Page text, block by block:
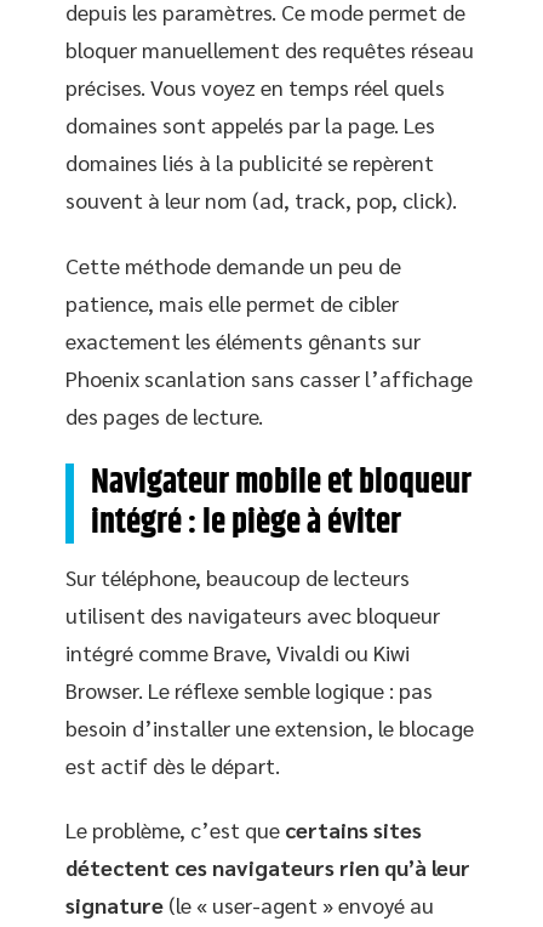
depuis les paramètres. Ce mode permet de
bloquer manuellement des requêtes réseau
précises. Vous voyez en temps réel quels
domaines sont appelés par la page. Les
domaines liés à la publicité se repèrent
souvent à leur nom (ad, track, pop, click).
Cette méthode demande un peu de
patience, mais elle permet de cibler
exactement les éléments gênants sur
Phoenix scanlation sans casser l’affichage
des pages de lecture.
Navigateur mobile et bloqueur
intégré : le piège à éviter
Sur téléphone, beaucoup de lecteurs
utilisent des navigateurs avec bloqueur
intégré comme Brave, Vivaldi ou Kiwi
Browser. Le réflexe semble logique : pas
besoin d’installer une extension, le blocage
est actif dès le départ.
Le problème, c’est que certains sites
détectent ces navigateurs rien qu’à leur
signature (le « user-agent » envoyé au